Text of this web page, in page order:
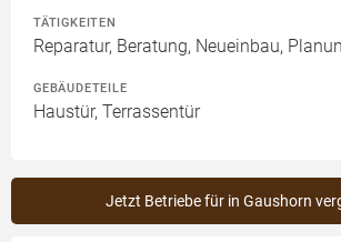
TÄTIGKEITEN
Reparatur, Beratung, Neueinbau,
GEBÄUDETEILE
Haustür, Terrassentür
Jetzt Betriebe für in Gaushorn